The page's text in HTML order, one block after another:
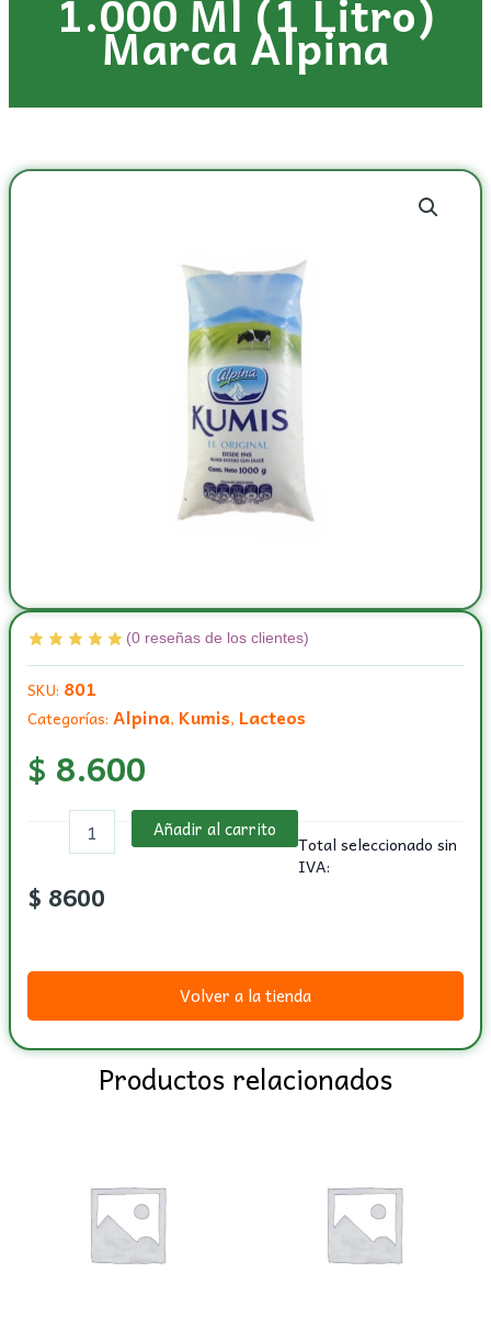
Marca Alpina
(0reseñas de los clientes)
SKU: 801
Categorías: Alpina, Kumis, Lacteos
$ 8.600
1.000
ml
marca
cantidad
Añadir al carrito
Total seleccionado sin
IVA:
$ 8600
Volver a la tienda
Productos relacionados